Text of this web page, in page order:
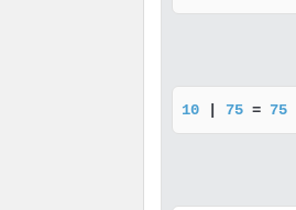
10 75 = 75